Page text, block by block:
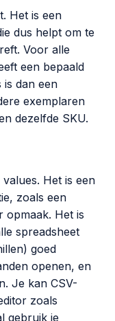
. Het is een
dus helpt om te
Voor alle
een bepaald
is dan een
exemplaren
dezelfde SKU.
. Het is een
zoals een
opmaak. Het is
spreadsheet
goed
openen, en
Je kan CSV-
zoals
gebruik je